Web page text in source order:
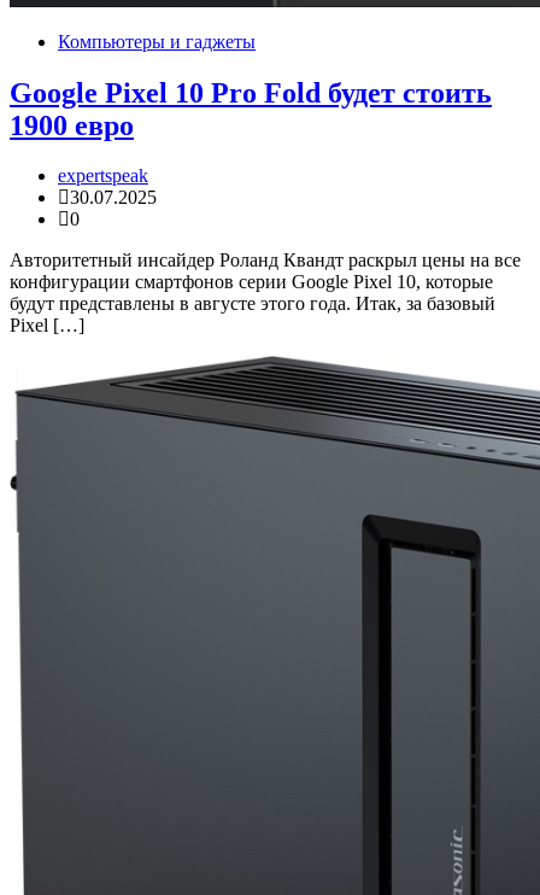
Компьютеры и гаджеты
Google Pixel 10 Pro Fold будет стоить
1900 евро
expertspeak
30.07.2025
0
Авторитетный инсайдер Роланд Квандт раскрыл цены на все
конфигурации смартфонов серии Google Pixel 10, которые
будут представлены в августе этого года. Итак, за базовый
Pixel […]